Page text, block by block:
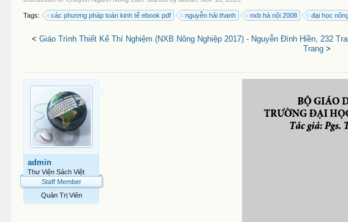
Tags: các phương pháp toán kinh tế ebook pdf nguyễn hải thanh nxb hà nội 2008 đại học
< Giáo Trình Thiết Kế Thí Nghiệm (NXB Nông Nghiệp 2017) - Nguyễn Đình Hiền, 232
Trang>
admin
Thư Viện Sách Việt
Staff Member
Quản Trị Viên